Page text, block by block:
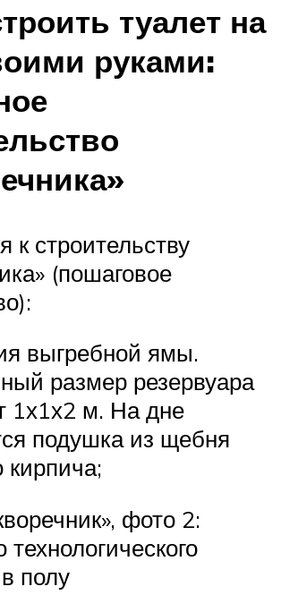
туалет на
руками:
к строительству
(пошаговое
выгребной ямы.
размер резервуара
1х1х2 м. На дне
подушка из щебня
кирпича;
фото 2:
технологического
полу